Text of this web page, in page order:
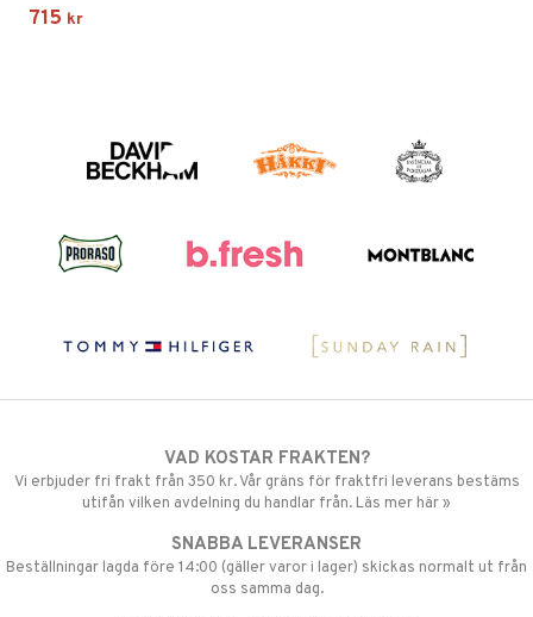
715 kr
VAD KOSTAR FRAKTEN?
Vi erbjuder fri frakt från 350 kr. Vår gräns för fraktfri leverans bestäms
utifån vilken avdelning du handlar från. Läs mer här »
SNABBA LEVERANSER
Beställningar lagda före 14:00 (gäller varor i lager) skickas normalt ut från
oss samma dag.